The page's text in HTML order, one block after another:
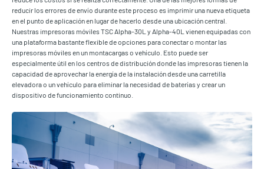
reducir los errores de envío durante este proceso es imprimir una nueva etiqueta
en el punto de aplicación en lugar de hacerlo desde una ubicación central.
Nuestras impresoras móviles TSC Alpha-30L y Alpha-40L vienen equipadas con
una plataforma bastante flexible de opciones para conectar o montar las
impresoras móviles en un montacargas o vehículo. Esto puede ser
especialmente útil en los centros de distribución donde las impresoras tienen la
capacidad de aprovechar la energía de la instalación desde una carretilla
elevadora o un vehículo para eliminar la necesidad de baterías y crear un
dispositivo de funcionamiento continuo.